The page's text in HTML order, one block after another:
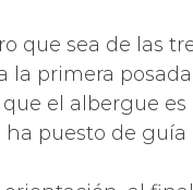
que sea de las
primera
el albergue
puesto de